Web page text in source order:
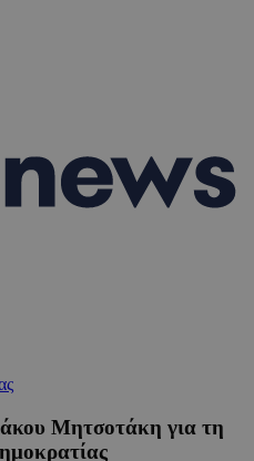
Μητσοτάκη για τη